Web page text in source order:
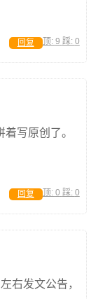
顶: 9 踩: 0
回复
写原创了。
顶: 0 踩: 0
回复
右发文公告，